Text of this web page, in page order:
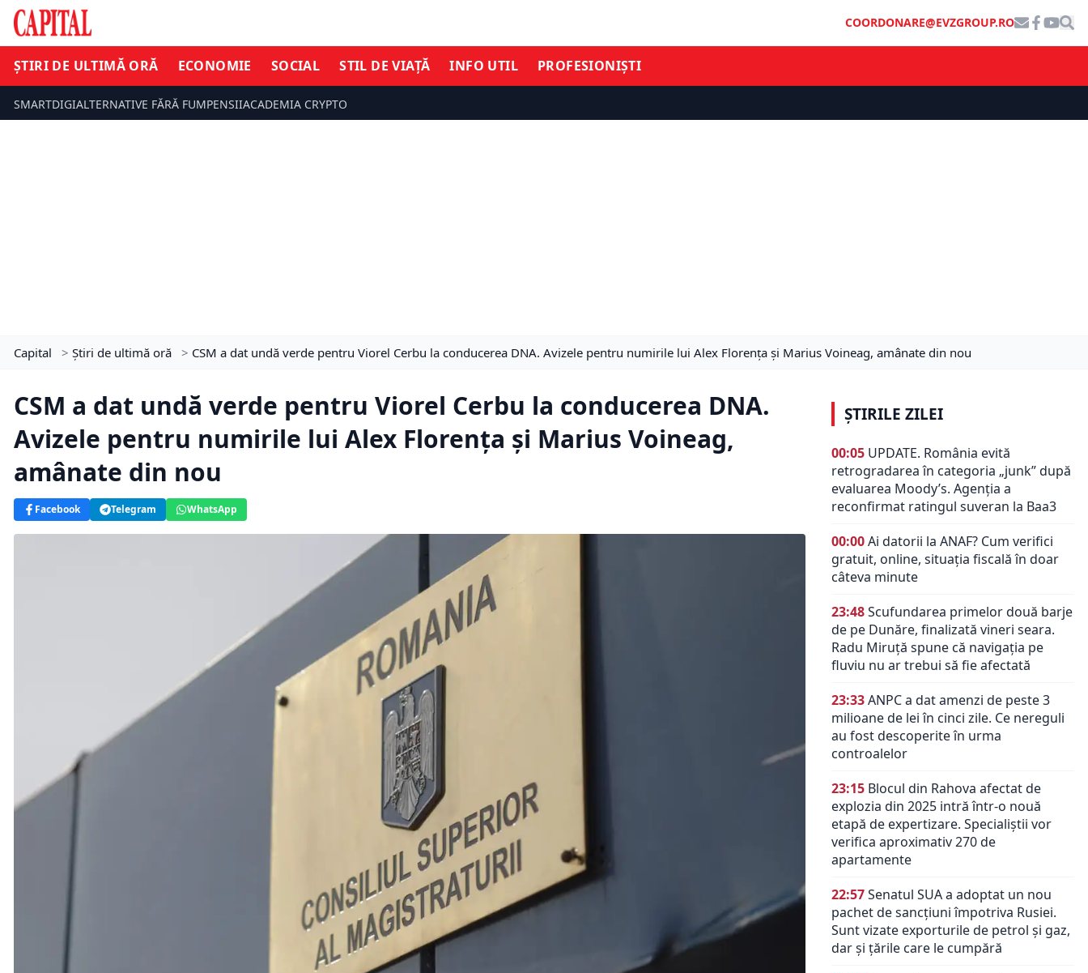
COORDONARE@EVZGROUP.RO
ȘTIRI DE ULTIMĂ ORĂ ECONOMIE SOCIAL STIL DE VIAȚĂ INFO UTIL PROFESIONIȘTI
SMARTDIGIALTERNATIVE FĂRĂ FUMPENSIIACADEMIA CRYPTO
Capital > Știri de ultimă oră > CSM a dat undă verde pentru Viorel Cerbu la conducerea DNA. Avizele pentru numirile lui Alex Florenţa şi Marius Voineag, amânate din nou
CSM a dat undă verde pentru Viorel Cerbu la conducerea DNA.
Avizele pentru numirile lui Alex Florenţa şi Marius Voineag,
amânate din nou
Facebook Telegram WhatsApp
ȘTIRILE ZILEI
00:05 UPDATE. România evită
retrogradarea în categoria „junk” după
evaluarea Moody’s. Agenția a
reconfirmat ratingul suveran la Baa3
00:00Ai datorii la ANAF? Cum verifici
gratuit, online, situația fiscală în doar
câteva minute
23:48Scufundarea primelor două barje
de pe Dunăre, finalizată vineri seara.
Radu Miruță spune că navigația pe
fluviu nu ar trebui să fie afectată
23:33ANPC a dat amenzi de peste 3
milioane de lei în cinci zile. Ce nereguli
au fost descoperite în urma
controalelor
23:15 Blocul din Rahova afectat de
explozia din 2025 intră într-o nouă
etapă de expertizare. Specialiștii vor
verifica aproximativ 270 de
apartamente
22:57Senatul SUA a adoptat un nou
pachet de sancțiuni împotriva Rusiei.
Sunt vizate exporturile de petrol și gaz,
dar și țările care le cumpără